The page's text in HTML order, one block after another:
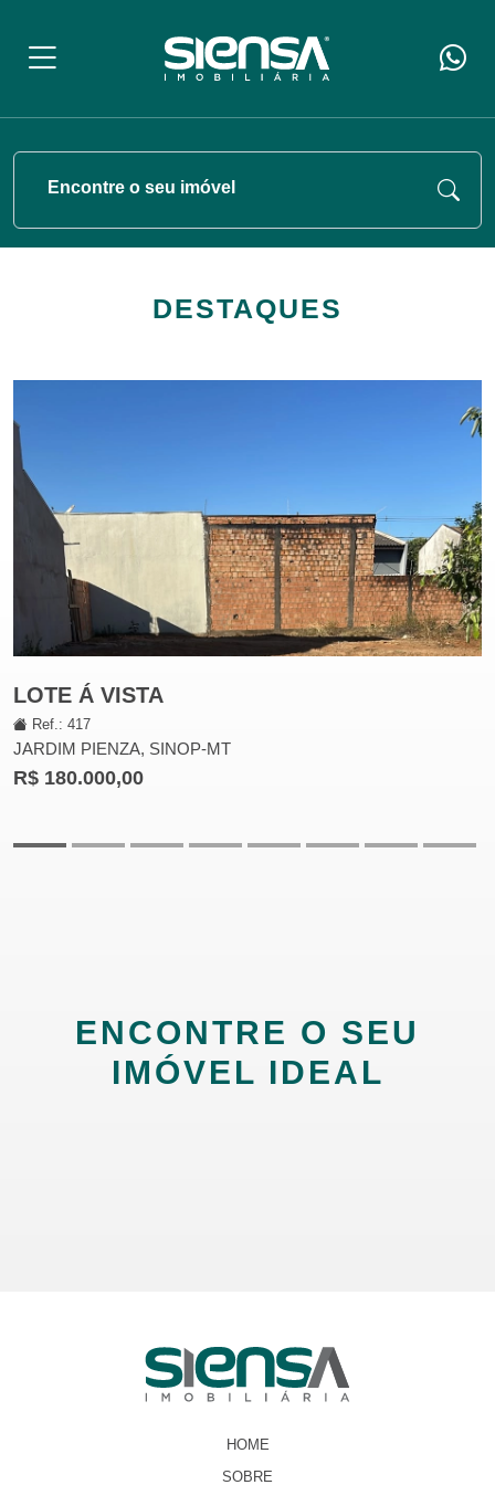
Encontre o seu imóvel
DESTAQUES
LOTE Á VISTA
Ref.: 417
JARDIM PIENZA, SINOP-MT
R$ 180.000,00
ENCONTRE O SEU
IMÓVEL IDEAL
HOME
SOBRE